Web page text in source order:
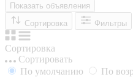
Показать объявления
Сортировка
Фильтры
Сортировка
Сортировать
По умолчанию
По